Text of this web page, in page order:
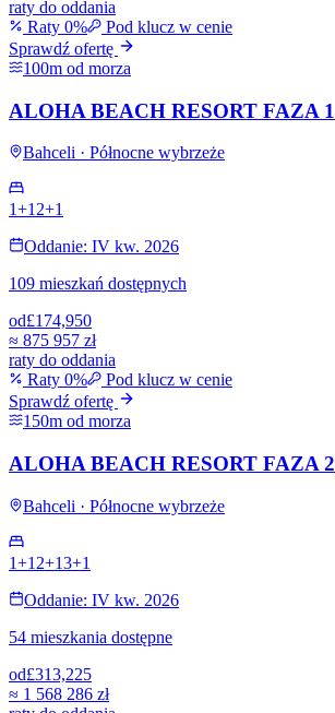
raty do oddania
Raty 0%
Pod klucz w cenie
Sprawdź ofertę
100m od morza
ALOHA BEACH RESORT FAZA 1
Bahceli · Północne wybrzeże
1+1 2+1
Oddanie: IV kw. 2026
109 mieszkań dostępnych
od£174,950
≈ 875 957 zł
raty do oddania
Raty 0%
Pod klucz w cenie
Sprawdź ofertę
150m od morza
ALOHA BEACH RESORT FAZA 2
Bahceli · Północne wybrzeże
1+1 2+13+1
Oddanie: IV kw. 2026
54 mieszkania dostępne
od£313,225
≈ 1 568 286 zł